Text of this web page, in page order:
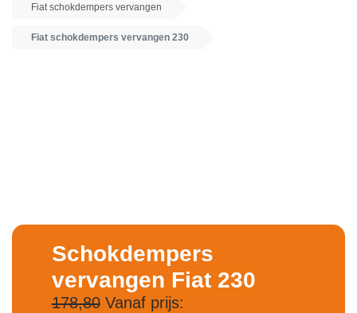
Fiat schokdempers vervangen
Fiat schokdempers vervangen 230
Schokdempers
vervangen Fiat 230
178,80Vanaf prijs: